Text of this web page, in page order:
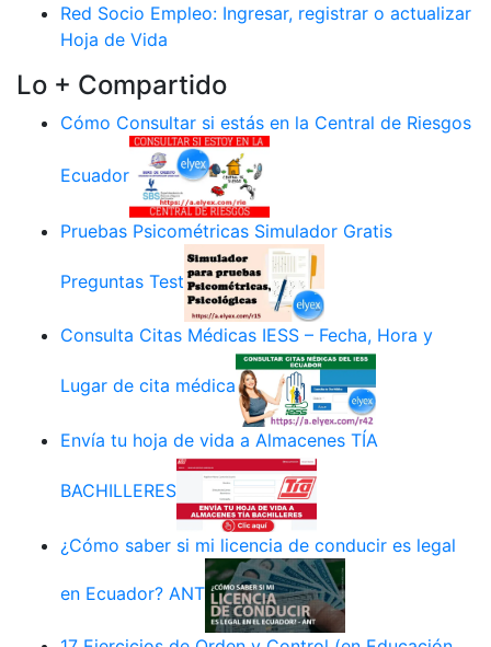
Red Socio Empleo: Ingresar, registrar o actualizar
Hoja de Vida
Lo + Compartido
Cómo Consultar si estás en la Central de Riesgos
Ecuador
Pruebas Psicométricas Simulador Gratis
Preguntas Test
Consulta Citas Médicas IESS – Fecha, Hora y
Lugar de cita médica
Envía tu hoja de vida a Almacenes TÍA
BACHILLERES
¿Cómo saber si mi licencia de conducir es legal
en Ecuador? ANT